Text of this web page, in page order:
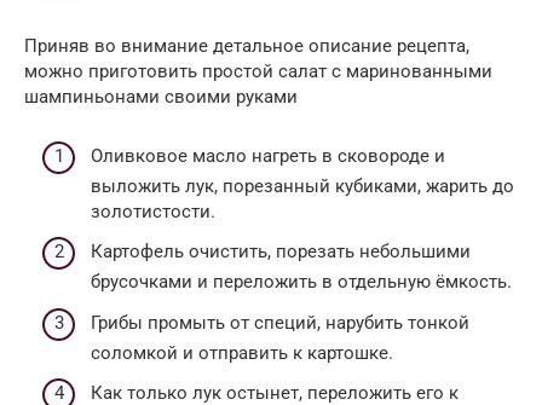
Приняв во внимание детальное описание рецепта,
можно приготовить простой салат с маринованными
шампиньонами своими руками
Оливковое масло нагреть в сковороде и
выложить лук, порезанный кубиками, жарить до
золотистости.
Картофель очистить, порезать небольшими
брусочками и переложить в отдельную ёмкость.
Грибы промыть от специй, нарубить тонкой
соломкой и отправить к картошке.
Как только лук остынет, переложить его к